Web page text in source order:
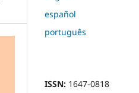
español
português
ISSN: 1647-0818